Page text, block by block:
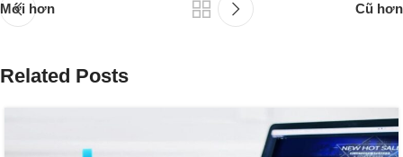
Mới hơn Cũ hơn
Related Posts